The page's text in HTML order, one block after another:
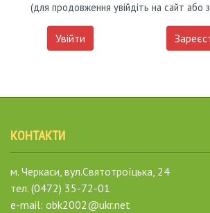
(для продовження увійдіть на сайт або
Увійти
КОНТАКТИ
м. Черкаси, вул.Святотроїцька, 24
тел. (0472) 35-72-01
e-mail: obk2002@ukr.net